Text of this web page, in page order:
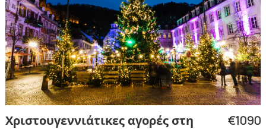
Χριστουγεννιάτικες αγορές στη
€1090